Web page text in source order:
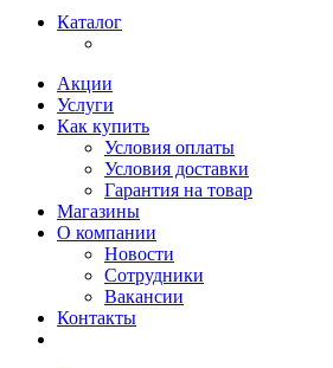
Каталог
Акции
Услуги
Как купить
Условия оплаты
Условия доставки
Гарантия на товар
Магазины
О компании
Новости
Сотрудники
Вакансии
Контакты